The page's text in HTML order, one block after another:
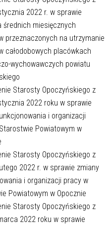
2022 r. w sprawie
średnich miesięcznych
przeznaczonych na utrzymanie
całodobowych placówkach
wychowawczych powiatu
Starosty Opoczyńskiego z
2022 roku w sprawie
i organizacji
Powiatowym w
Starosty Opoczyńskiego z
2022 r. w sprawie zmiany
i organizacji pracy w
Powiatowym w Opocznie
Starosty Opoczyńskiego z
2022 roku w sprawie